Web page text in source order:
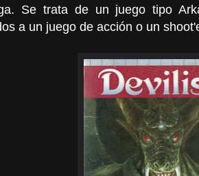
Se trata de un juego tipo
a un juego de acción o un